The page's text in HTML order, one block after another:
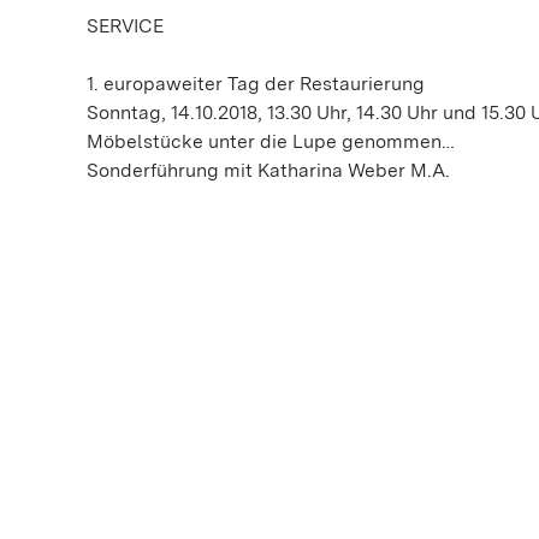
SERVICE
1. europaweiter Tag der Restaurierung
Sonntag, 14.10.2018, 13.30 Uhr, 14.30 Uhr und 15.30
Möbelstücke unter die Lupe genommen…
Sonderführung mit Katharina Weber M.A.